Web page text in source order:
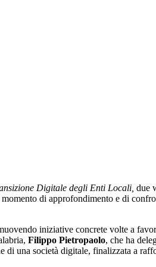
Digitale degli Enti Locali, due
di approfondimento e di
iniziative concrete volte a
Filippo Pietropaolo, che ha
una società digitale, finalizzata a